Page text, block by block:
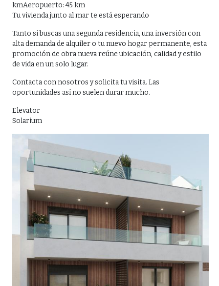
kmAeropuerto: 45 km
Tu vivienda junto al mar te está esperando
Tanto si buscas una segunda residencia, una inversión con
alta demanda de alquiler o tu nuevo hogar permanente, esta
promoción de obra nueva reúne ubicación, calidad y estilo
de vida en un solo lugar.
Contacta con nosotros y solicita tu visita. Las
oportunidades así no suelen durar mucho.
Elevator
Solarium